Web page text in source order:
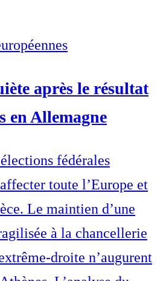
après le résultat
en Allemagne
fédérales
toute l’Europe et
Le maintien d’une
à la chancellerie
droite n’augurent